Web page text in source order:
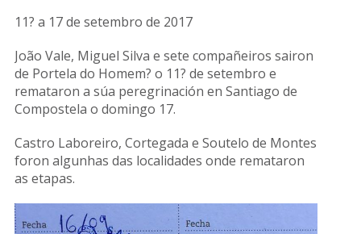
11? a 17 de setembro de 2017
João Vale, Miguel Silva e sete compañeiros sairon
de Portela do Homem? o 11? de setembro e
remataron a súa peregrinación en Santiago de
Compostela o domingo 17.
Castro Laboreiro, Cortegada e Soutelo de Montes
foron algunhas das localidades onde remataron
as etapas.